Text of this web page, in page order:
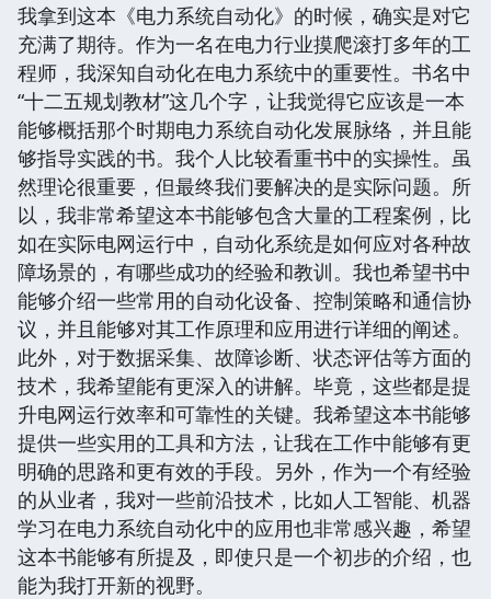
我拿到这本《电力系统自动化》的时候，确实是对它
充满了期待。作为一名在电力行业摸爬滚打多年的工
程师，我深知自动化在电力系统中的重要性。书名中
“十二五规划教材”这几个字，让我觉得它应该是一本
能够概括那个时期电力系统自动化发展脉络，并且能
够指导实践的书。我个人比较看重书中的实操性。虽
然理论很重要，但最终我们要解决的是实际问题。所
以，我非常希望这本书能够包含大量的工程案例，比
如在实际电网运行中，自动化系统是如何应对各种故
障场景的，有哪些成功的经验和教训。我也希望书中
能够介绍一些常用的自动化设备、控制策略和通信协
议，并且能够对其工作原理和应用进行详细的阐述。
此外，对于数据采集、故障诊断、状态评估等方面的
技术，我希望能有更深入的讲解。毕竟，这些都是提
升电网运行效率和可靠性的关键。我希望这本书能够
提供一些实用的工具和方法，让我在工作中能够有更
明确的思路和更有效的手段。另外，作为一个有经验
的从业者，我对一些前沿技术，比如人工智能、机器
学习在电力系统自动化中的应用也非常感兴趣，希望
这本书能够有所提及，即使只是一个初步的介绍，也
能为我打开新的视野。